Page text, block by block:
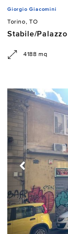
Giorgio Giacomini
Torino, TO
Stabile/Palazzo
4188 mq